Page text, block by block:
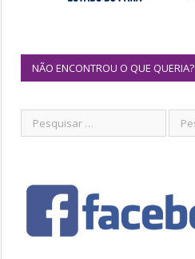
NÃO ENCONTROU O QUE QUERIA?